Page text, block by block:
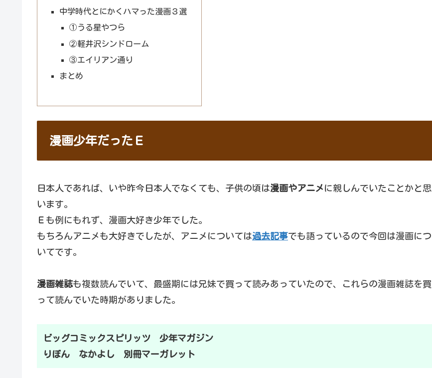
中学時代とにかくハマった漫画３選
①うる星やつら
②軽井沢シンドローム
③エイリアン通り
まとめ
漫画少年だったＥ
日本人であれば、いや昨今日本人でなくても、子供の頃は漫画やアニメ に親しんでいたことかと思
います。
Ｅも例にもれず、漫画大好き少年でした。
もちろんアニメも大好きでしたが、アニメについては過去記事でも語っているので今回は漫画につ
いてです。
漫画雑誌も複数読んでいて、最盛期には兄妹で買って読みあっていたので、これらの漫画雑誌を買
って読んでいた時期がありました。
ビッグコミックスピリッツ 少年マガジン
りぼん なかよし 別冊マーガレット